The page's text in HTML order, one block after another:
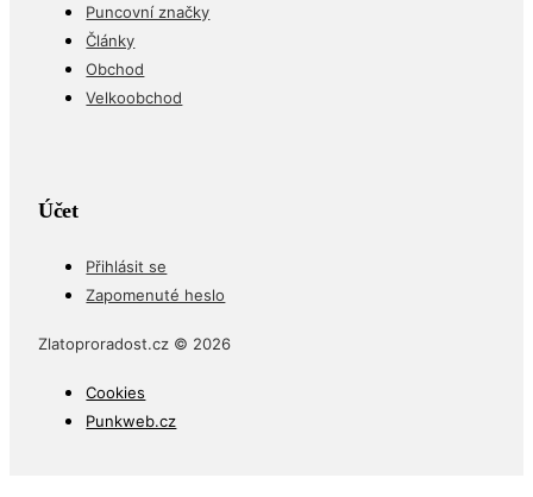
Puncovní značky
Články
Obchod
Velkoobchod
Účet
Přihlásit se
Zapomenuté heslo
Zlatoproradost.cz © 2026
Cookies
Punkweb.cz